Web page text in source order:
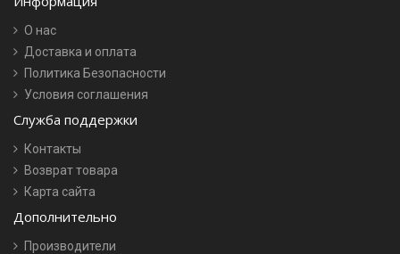
О нас
Доставка и оплата
Политика Безопасности
Условия соглашения
Служба поддержки
Контакты
Возврат товара
Карта сайта
Дополнительно
Производители